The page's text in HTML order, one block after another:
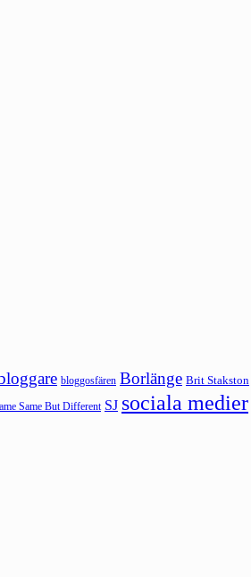
bloggosfären Borlänge Brit Stakston
Same But Different SJ sociala medier